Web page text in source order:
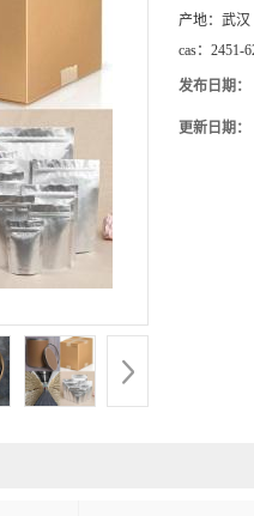
产地： 武汉
cas： 2451-
发布日期：
更新日期：